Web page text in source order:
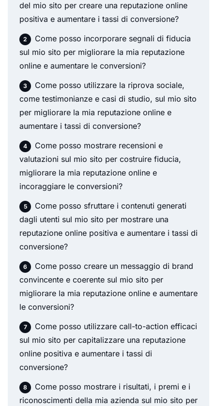
del mio sito per creare una reputazione online
positiva e aumentare i tassi di conversione?
Come posso incorporare segnali di fiducia
sul mio sito per migliorare la mia reputazione
online e aumentare le conversioni?
Come posso utilizzare la riprova sociale,
come testimonianze e casi di studio, sul mio sito
per migliorare la mia reputazione online e
aumentare i tassi di conversione?
Come posso mostrare recensioni e
valutazioni sul mio sito per costruire fiducia,
migliorare la mia reputazione online e
incoraggiare le conversioni?
Come posso sfruttare i contenuti generati
dagli utenti sul mio sito per mostrare una
reputazione online positiva e aumentare i tassi di
conversione?
Come posso creare un messaggio di brand
convincente e coerente sul mio sito per
migliorare la mia reputazione online e aumentare
le conversioni?
Come posso utilizzare call-to-action efficaci
sul mio sito per capitalizzare una reputazione
online positiva e aumentare i tassi di
conversione?
Come posso mostrare i risultati, i premi e i
riconoscimenti della mia azienda sul mio sito per